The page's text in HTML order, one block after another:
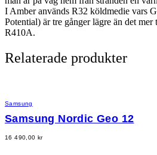
I Amber används R32 köldmedie vars
Potential) är tre gånger lägre än det
R410A.
Relaterade produkter
Samsung
Samsung Nordic Geo 12
16 490,00kr